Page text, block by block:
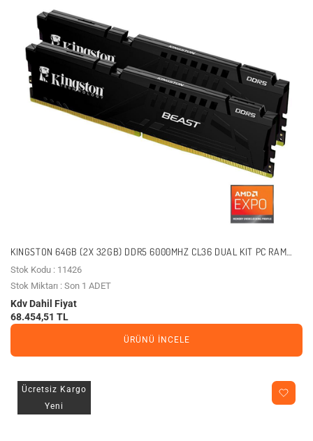
KINGSTON 64GB (2X 32GB) DDR5 6000MHZ CL36 DUAL KIT PC RAM
BEAST EXPO KF560C36BBEK2-64TR
Stok Kodu : 11426
Stok Miktarı : Son 1 ADET
Kdv Dahil Fiyat
68.454,51 TL
ÜRÜNÜ İNCELE
Ücretsiz Kargo
Yeni